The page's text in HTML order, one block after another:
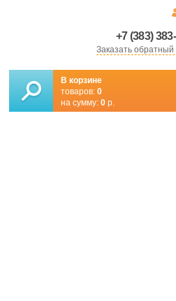
+7 (383)
Заказать обратный
В корзине
товаров: 0
на сумму: 0 р.